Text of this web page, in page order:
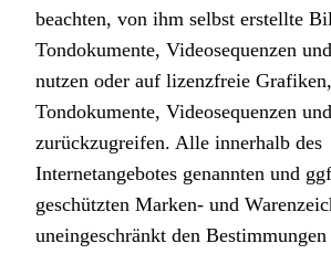
beachten, von ihm selbst erstellte
Tondokumente, Videosequenzen
nutzen oder auf lizenzfreie Grafiken,
Tondokumente, Videosequenzen
zurückzugreifen. Alle innerhalb des
Internetangebotes genannten und
geschützten Marken- und
uneingeschränkt den